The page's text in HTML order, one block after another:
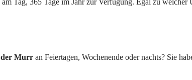
Tag, 365 Tage im Jahr zur Verfügung. Egal zu
Murr​​​​​​​ an Feiertagen, Wochenende oder nachts? Sie